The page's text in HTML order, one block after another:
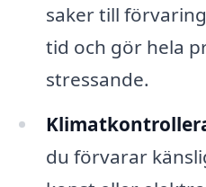
saker till
tid och gör hela
stressande.
du förvarar